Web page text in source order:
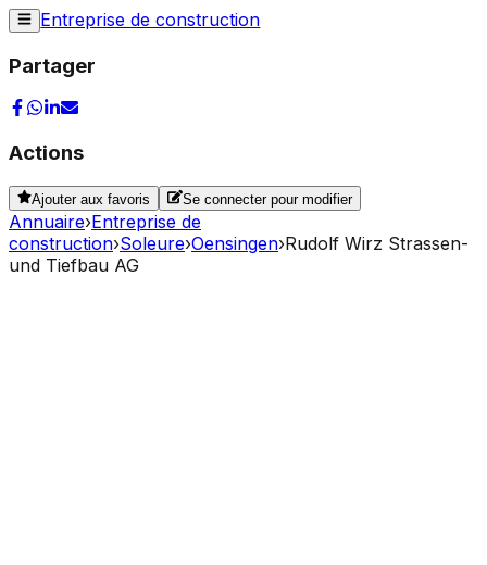
Entreprise de construction
Partager
Actions
Ajouter aux favoris Se connecter pour modifier
Annuaire›Entreprise de
construction›Soleure›Oensingen›Rudolf Wirz Strassen-
und Tiefbau AG